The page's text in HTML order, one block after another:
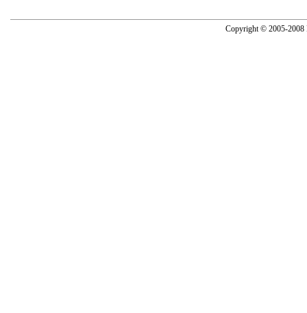
Copyright © 2005-